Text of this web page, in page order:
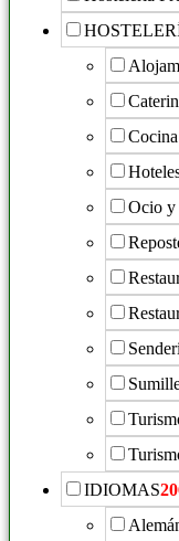
Cocina
Ocio y
IDIOMAS